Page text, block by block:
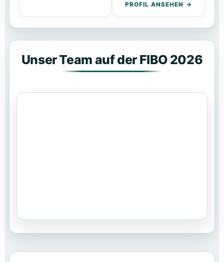
PROFIL ANSEHEN
Unser Team auf der FIBO 2026